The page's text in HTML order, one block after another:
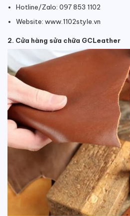
Hotline/Zalo: 097 853 1102
Website: www.1102style.vn
2. Cửa hàng sửa chữa GCLeather